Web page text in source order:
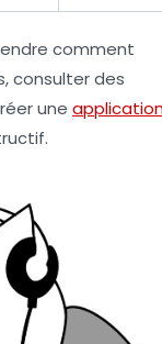
comment
consulter des
une